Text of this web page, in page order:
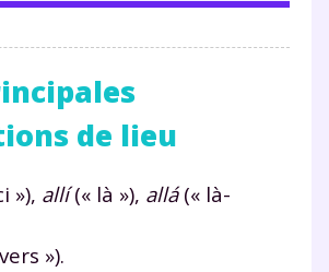
de lieu
»), allí(« là »), allá(« là-
»).